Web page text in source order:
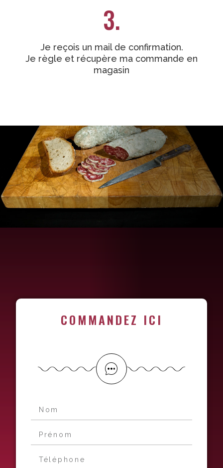
3.
Je reçois un mail de confirmation.
Je règle et récupère ma commande en
magasin
COMMANDEZ ICI